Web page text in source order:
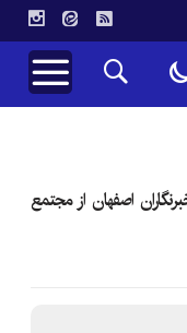
اصفهان از مجتمع